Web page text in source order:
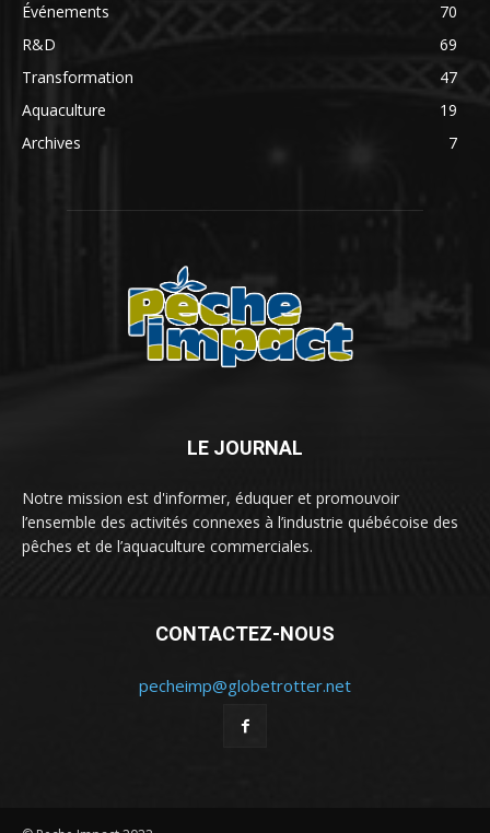
Événements
70
R&D
69
Transformation
47
Aquaculture
19
Archives
7
LE JOURNAL
Notre mission est d'informer, éduquer et promouvoir
l’ensemble des activités connexes à l’industrie québécoise des
pêches et de l’aquaculture commerciales.
CONTACTEZ-NOUS
pecheimp@globetrotter.net